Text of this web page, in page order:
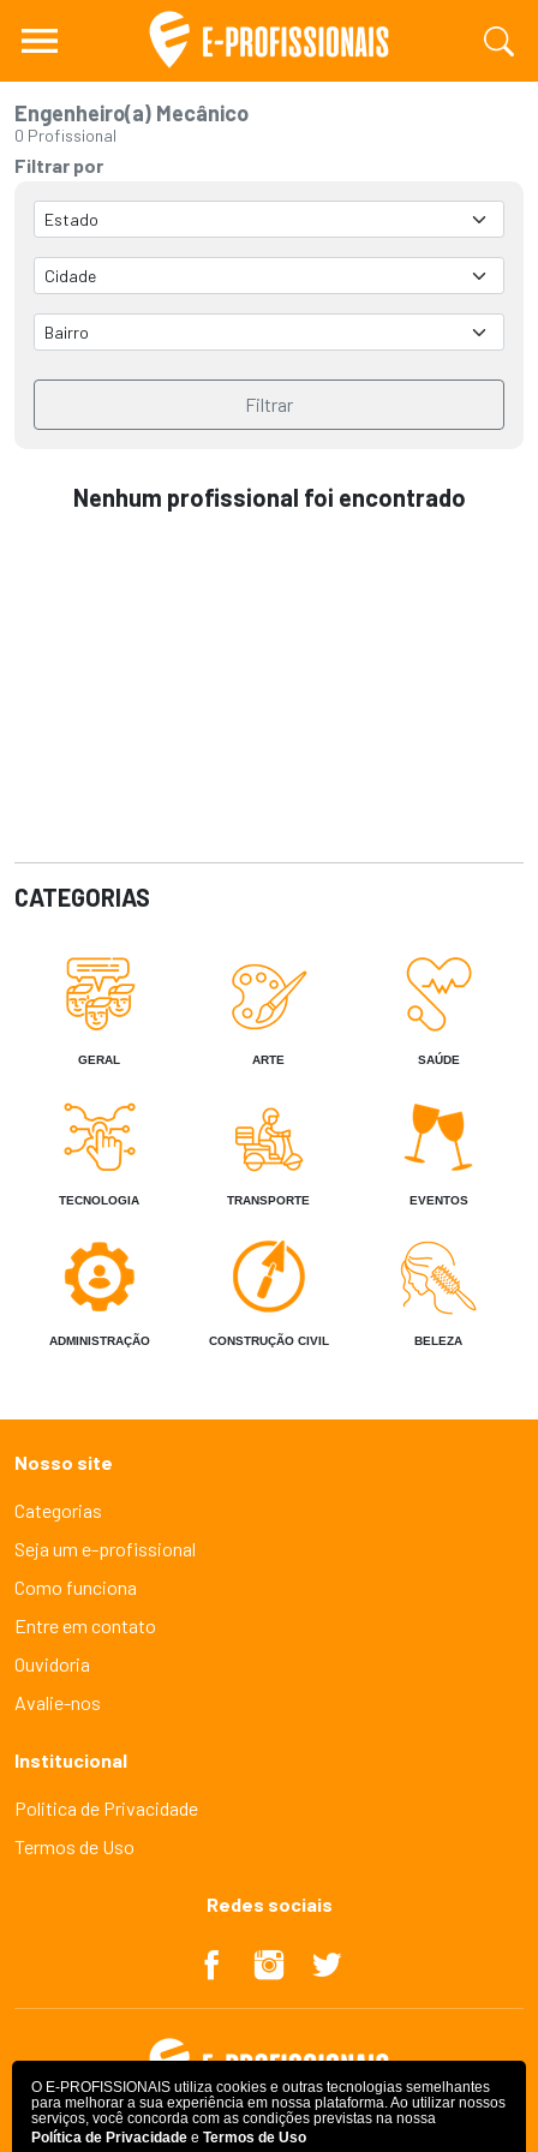
O E-PROFISSIONAIS utiliza cookies e outras tecnologias semelhantes
para melhorar a sua experiência em nossa plataforma. Ao utilizar nossos
serviços, você concorda com as condições previstas na nossa
Política de Privacidade e Termos de Uso
Engenheiro(a) Mecânico
0 Profissional
Filtrar por
Filtrar
Nenhum profissional foi encontrado
CATEGORIAS
GERAL ARTE SAÚDE
TECNOLOGIA TRANSPORTE EVENTOS
ADMINISTRAÇÃO CONSTRUÇÃO CIVIL BELEZA
Nosso site
Categorias
Seja um e-profissional
Como funciona
Entre em contato
Ouvidoria
Avalie-nos
Institucional
Politica de Privacidade
Termos de Uso
Redes sociais